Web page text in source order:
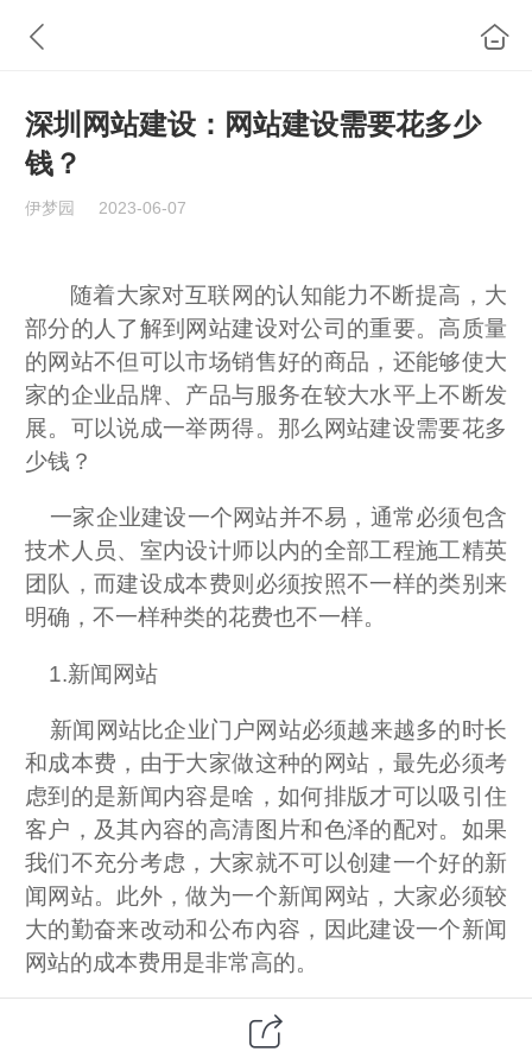
深圳网站建设：网站建设需要花多少
钱？
伊梦园 2023-06-07
随着大家对互联网的认知能力不断提高，大
部分的人了解到网站建设对公司的重要。高质量
的网站不但可以市场销售好的商品，还能够使大
家的企业品牌、产品与服务在较大水平上不断发
展。可以说成一举两得。那么 网站建设需要花多
少钱？
一家企业建设一个网站并不易，通常必须包含
技术人员、室内设计师以内的全部工程施工精英
团队，而建设成本费则必须按照不一样的类别来
明确，不一样种类的花费也不一样。
1.新闻网站
新闻网站比企业门户网站必须越来越多的时长
和成本费，由于大家做这种的网站，最先必须考
虑到的是新闻内容是啥，如何排版才可以吸引住
客户，及其內容的高清图片和色泽的配对。如果
我们不充分考虑，大家就不可以创建一个好的新
闻网站。此外，做为一个新闻网站，大家必须较
大的勤奋来改动和公布內容，因此建设一个新闻
网站的成本费用是非常高的。